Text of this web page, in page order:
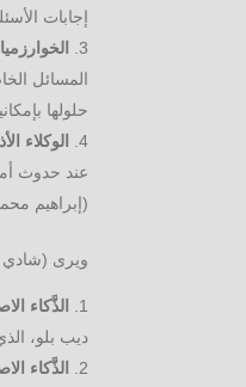
إجابات
المسائل
حلولها
الوكلاء
عند حدوث
(إبراهيم محمد
ويرى (شادي عبد الوهاب
الذَّكاء
ديب بلو،
الذَّكاء